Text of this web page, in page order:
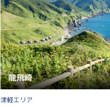
龍飛崎
津軽